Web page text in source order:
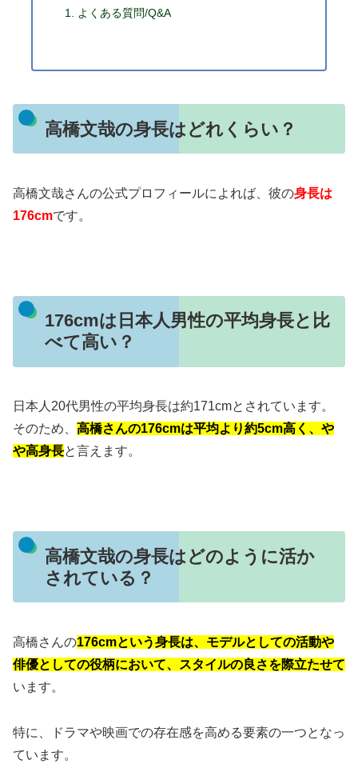
よくある質問/Q&A
高橋文哉の身長はどれくらい？
高橋文哉さんの公式プロフィールによれば、彼の身長は
176cmです。
176cmは日本人男性の平均身長と比
べて高い？
日本人20代男性の平均身長は約171cmとされています。
そのため、 高橋さんの176cmは平均より約5cm高く、や
や高身長と言えます。
高橋文哉の身長はどのように活か
されている？
高橋さんの176cmという身長は、モデルとしての活動や
俳優としての役柄において、スタイルの良さを際立たせて
います。
特に、ドラマや映画での存在感を高める要素の一つとなっ
ています。